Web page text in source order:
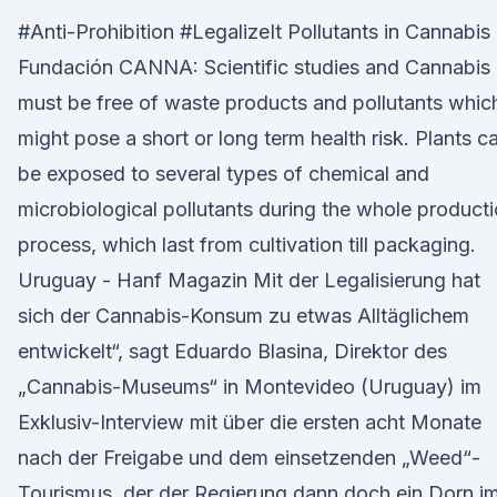
#Anti-Prohibition #LegalizeIt Pollutants in Cannabis |
Fundación CANNA: Scientific studies and Cannabis
must be free of waste products and pollutants
might pose a short or long term health risk. Plants
be exposed to several types of chemical and
microbiological pollutants during the whole
process, which last from cultivation till packaging.
Uruguay - Hanf Magazin Mit der Legalisierung hat
sich der Cannabis-Konsum zu etwas Alltäglichem
entwickelt“, sagt Eduardo Blasina, Direktor des
„Cannabis-Museums“ in Montevideo (Uruguay) im
Exklusiv-Interview mit über die ersten acht Monate
nach der Freigabe und dem einsetzenden „Weed“-